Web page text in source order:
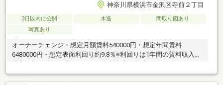
神奈川県横浜市金沢区寺前２丁目
3日以内に公開 木造
間取り図あり
写真あり
オーナーチェンジ・想定月額賃料540000円・想定年間賃料
6480000円・想定表面利回り約9.8％※利回りは1年間の賃料収入を
保証はない。